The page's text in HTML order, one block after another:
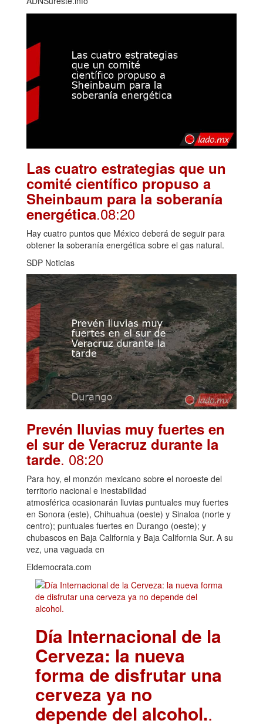
Las cuatro estrategias que un
comité científico propuso a
Sheinbaum para la soberanía
energética.08:20
Hay cuatro puntos que México deberá de seguir para
obtener la soberanía energética sobre el gas natural.
SDP Noticias
Prevén lluvias muy fuertes en
el sur de Veracruz durante la
tarde. 08:20
Para hoy, el monzón mexicano sobre el noroeste del
territorio nacional e inestabilidad
atmosférica ocasionarán lluvias puntuales muy fuertes
en Sonora (este), Chihuahua (oeste) y Sinaloa (norte y
centro); puntuales fuertes en Durango (oeste); y
chubascos en Baja California y Baja California Sur. A su
vez, una vaguada en
Eldemocrata.com
Día Internacional de la
Cerveza: la nueva
forma de disfrutar una
cerveza ya no
depende del alcohol..